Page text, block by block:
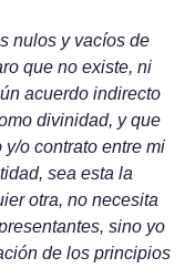
nulos y vacíos de
que no existe, ni
acuerdo indirecto
divinidad, y que
o contrato entre mi
sea esta la
otra, no necesita
sino yo
de los principios